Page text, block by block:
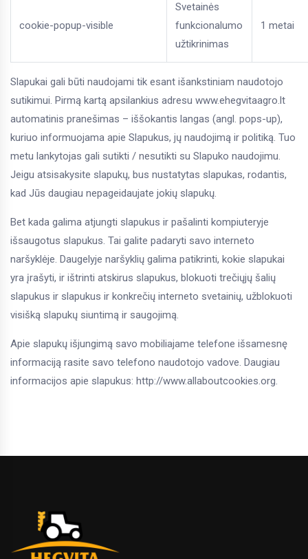
cookie-popup-visible
Svetainės
funkcionalumo
užtikrinimas
1 metai
Slapukai gali būti naudojami tik esant išankstiniam naudotojo
sutikimui. Pirmą kartą apsilankius adresu www.ehegvitaagro.lt
automatinis pranešimas – iššokantis langas (angl. pops-up),
kuriuo informuojama apie Slapukus, jų naudojimą ir politiką. Tuo
metu lankytojas gali sutikti / nesutikti su Slapuko naudojimu.
Jeigu atsisakysite slapukų, bus nustatytas slapukas, rodantis,
kad Jūs daugiau nepageidaujate jokių slapukų.
Bet kada galima atjungti slapukus ir pašalinti kompiuteryje
išsaugotus slapukus. Tai galite padaryti savo interneto
naršyklėje. Daugelyje naršyklių galima patikrinti, kokie slapukai
yra įrašyti, ir ištrinti atskirus slapukus, blokuoti trečiųjų šalių
slapukus ir slapukus ir konkrečių interneto svetainių, užblokuoti
visišką slapukų siuntimą ir saugojimą.
Apie slapukų išjungimą savo mobiliajame telefone išsamesnę
informaciją rasite savo telefono naudotojo vadove. Daugiau
informacijos apie slapukus: http://www.allaboutcookies.org.